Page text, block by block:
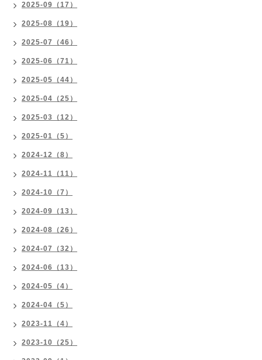
2025-09（17）
2025-08（19）
2025-07（46）
2025-06（71）
2025-05（44）
2025-04（25）
2025-03（12）
2025-01（5）
2024-12（8）
2024-11（11）
2024-10（7）
2024-09（13）
2024-08（26）
2024-07（32）
2024-06（13）
2024-05（4）
2024-04（5）
2023-11（4）
2023-10（25）